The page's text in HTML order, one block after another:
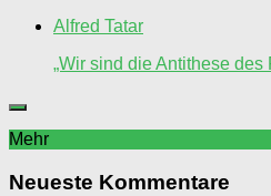
Alfred Tatar
„Wir sind die Antithese des
Mehr
Neueste Kommentare